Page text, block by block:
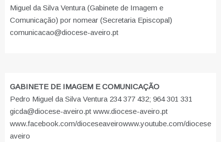
Miguel da Silva Ventura (Gabinete de Imagem e
Comunicação) por nomear (Secretaria Episcopal)
comunicacao@diocese-aveiro.pt
GABINETE DE IMAGEM E COMUNICAÇÃO
Pedro Miguel da Silva Ventura 234 377 432; 964 301 331
gicda@diocese-aveiro.pt www.diocese-aveiro.pt
www.facebook.com/dioceseaveirowww.youtube.com/diocese
aveiro